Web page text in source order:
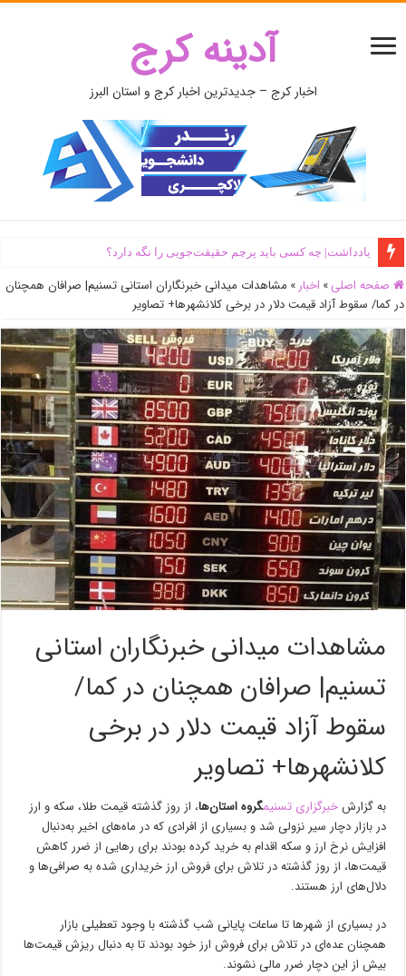
آدینه کرج
اخبار کرج – جدیدترین اخبار کرج و استان البرز
اَبَر‌ویلای شخص ذی‌نفوذ در حاشیه‌ رود کرج تخریب شد + جزئیات و فیلم
صفحه اصلی » اخبار » مشاهدات میدانی خبرنگاران استانی تسنیم| صرافان همچنان
در کما/ سقوط آزاد قیمت دلار در برخی کلانشهرها+ تصاویر
مشاهدات میدانی خبرنگاران استانی
تسنیم| صرافان همچنان در کما/
سقوط آزاد قیمت دلار در برخی
کلانشهرها+ تصاویر
به گزارشخبرگزاری تسنیمگروه استان‌ها، از روز گذشته قیمت طلا، سکه و ارز
در بازار دچار سیر نزولی شد و بسیاری از افرادی که در ماه‌های اخیر به‌دنبال
افزایش نرخ ارز و سکه اقدام به خرید کرده بودند برای رهایی از ضرر کاهش
قیمت‌ها، از روز گذشته در تلاش برای فروش ارز خریداری شده به صرافی‌ها و
دلال‌های ارز هستند.
در بسیاری از شهرها تا ساعات پایانی شب گذشته با وجود تعطیلی بازار
همچنان عده‌ای در تلاش برای فروش ارز خود بودند تا به دنبال ریزش قیمت‌ها
بیش از این دچار ضرر مالی نشوند.